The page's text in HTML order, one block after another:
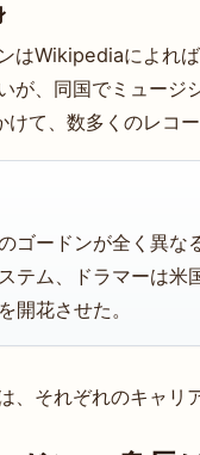
はWikipediaによれ
が、同国でミュージ
て、数多くのレコ
ゴードンが全く異
テム、ドラマーは米
開花させた。
、それぞれのキャリ